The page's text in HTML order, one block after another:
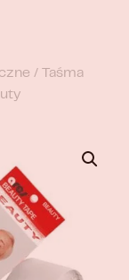
/ Taśma